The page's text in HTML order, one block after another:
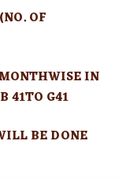
OF
IN
41TO G41
BE DONE